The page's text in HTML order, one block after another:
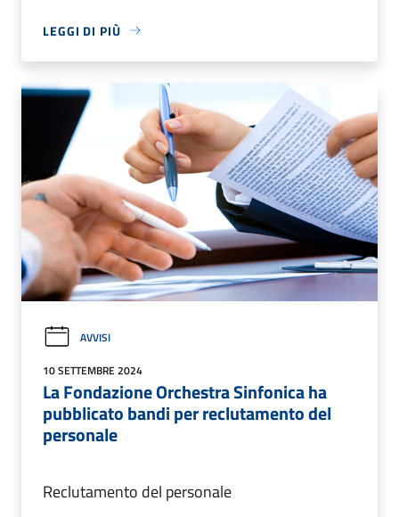
LEGGI DI PIÙ
AVVISI
10 SETTEMBRE 2024
La Fondazione Orchestra Sinfonica ha
pubblicato bandi per reclutamento del
personale
Reclutamento del personale